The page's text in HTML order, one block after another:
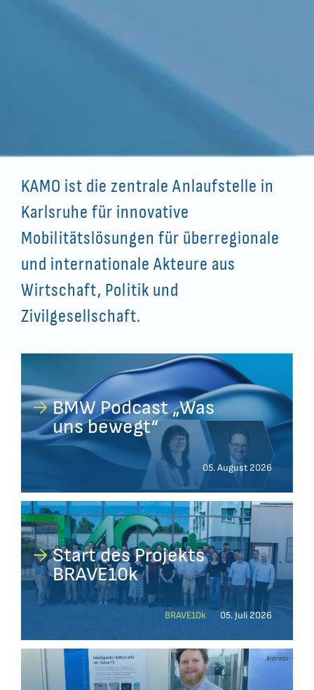
KAMO ist die zentrale Anlaufstelle in
Karlsruhe für innovative
Mobilitätslösungen für überregionale
und internationale Akteure aus
Wirtschaft, Politik und
Zivilgesellschaft.
BMW Podcast „Was
uns bewegt“
05. August 2026
Start des Projekts
BRAVE10k
BRAVE10k 05. Juli 2026